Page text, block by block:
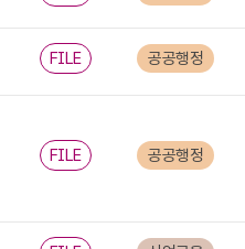
FILE 공공행정
FILE 공공행정